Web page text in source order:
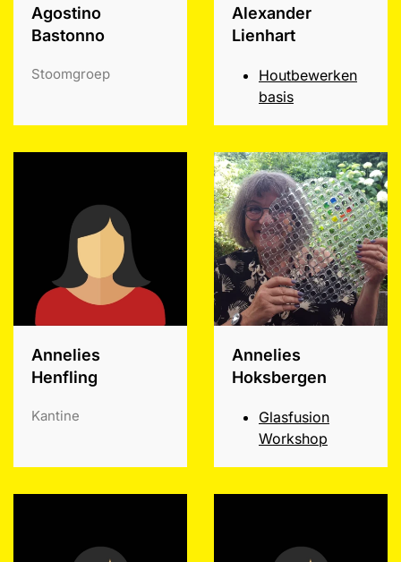
Agostino
Bastonno
Stoomgroep
Alexander
Lienhart
Houtbewerken
basis
Annelies
Henfling
Kantine
Annelies
Hoksbergen
Glasfusion
Workshop